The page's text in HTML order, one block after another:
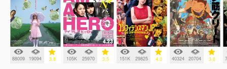
88009 19094 3.8 105K 25970 3.5 151K 29825 4.0 40324 20704 3.8